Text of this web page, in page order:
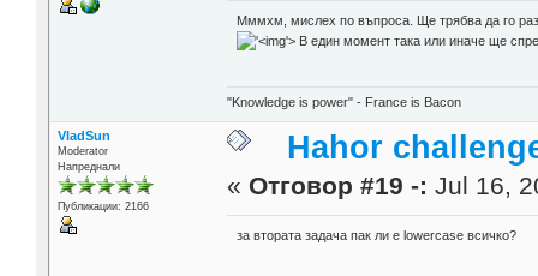
Мммхм, мислех по въпроса. Ще трябва да го
'> В един момент така или иначе ще
"Knowledge is power" - France is Bacon
VladSun
Moderator
Напреднали
Публикации: 2166
Hahor
« Отговор #19 -: Jul 16,
за втората задача пак ли е lowercase всичко?